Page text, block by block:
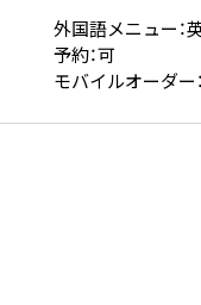
外国語メニュー：
予約：可
モバイルオーダー